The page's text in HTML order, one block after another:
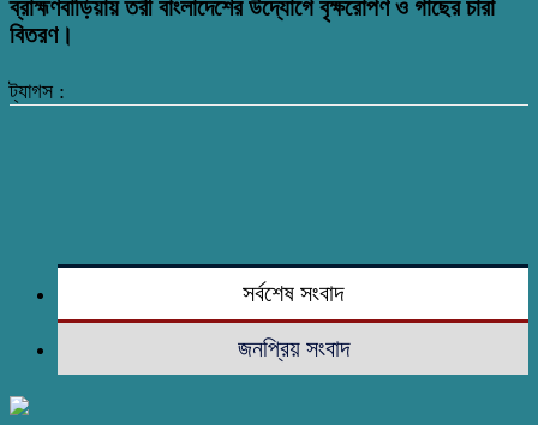
ব্রাহ্মণবাড়িয়ায় তরী বাংলাদেশের উদ্যোগে বৃক্ষরোপণ ও গাছের চারা
বিতরণ।
ট্যাগস :
সর্বশেষ সংবাদ
জনপ্রিয় সংবাদ